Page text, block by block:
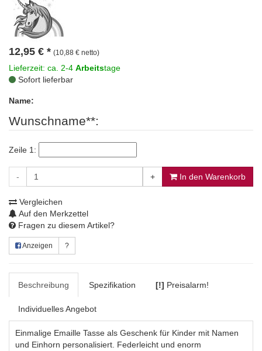
12,95 € * (10,88 € netto)
Lieferzeit: ca. 2-4 Arbeitstage
Sofort lieferbar
Name:
Wunschname**:
Zeile 1:
- + In den Warenkorb
Vergleichen
Auf den Merkzettel
Fragen zu diesem Artikel?
Anzeigen ?
Beschreibung Spezifikation [!] Preisalarm!
Individuelles Angebot
Einmalige Emaille Tasse als Geschenk für Kinder mit Namen
und Einhorn personalisiert. Federleicht und enorm